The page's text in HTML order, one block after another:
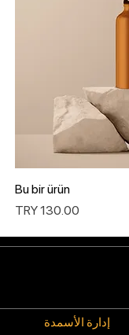
Bu bir ürün
السعر
إدارة الأسمدة